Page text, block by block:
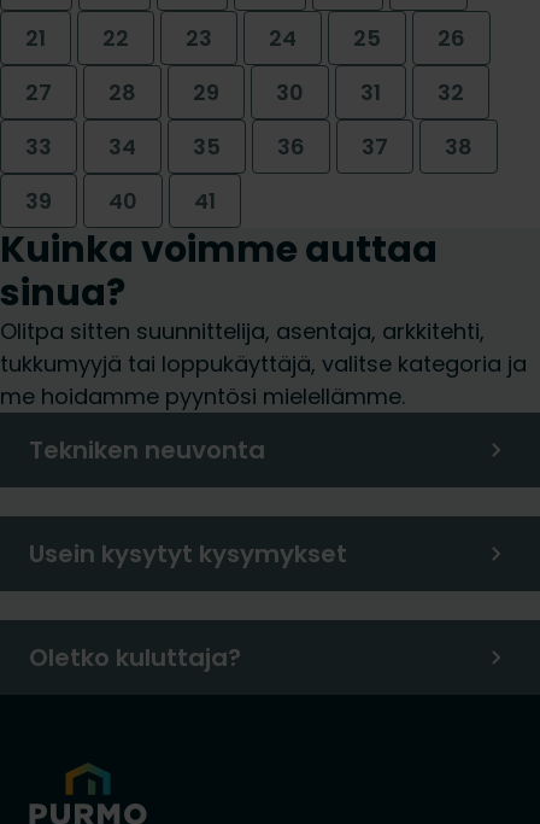
21
22 23 24 25
26
27
28 29 30 31
32
33
34 35 36 37
38
39
40 41
Kuinka voimme auttaa
sinua?
Olitpa sitten suunnittelija, asentaja, arkkitehti,
tukkumyyjä tai loppukäyttäjä, valitse kategoria ja
me hoidamme pyyntösi mielellämme.
Tekniken neuvonta
Usein kysytyt kysymykset
Oletko kuluttaja?